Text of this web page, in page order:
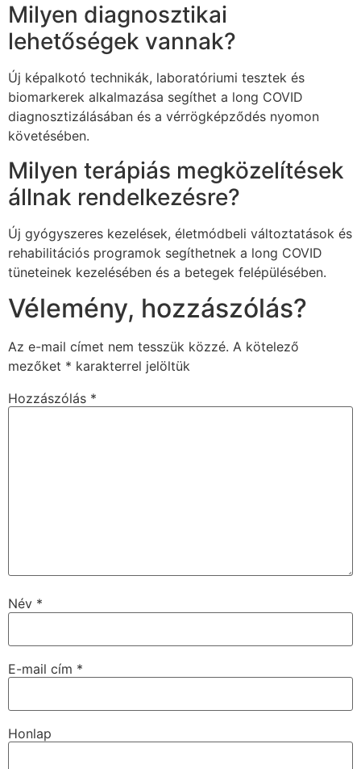
Milyen diagnosztikai
lehetőségek vannak?
Új képalkotó technikák, laboratóriumi tesztek és
biomarkerek alkalmazása segíthet a long COVID
diagnosztizálásában és a vérrögképződés nyomon
követésében.
Milyen terápiás megközelítések
állnak rendelkezésre?
Új gyógyszeres kezelések, életmódbeli változtatások és
rehabilitációs programok segíthetnek a long COVID
tüneteinek kezelésében és a betegek felépülésében.
Vélemény, hozzászólás?
Az e-mail címet nem tesszük közzé. A kötelező
mezőket * karakterrel jelöltük
Hozzászólás *
Név *
E-mail cím *
Honlap